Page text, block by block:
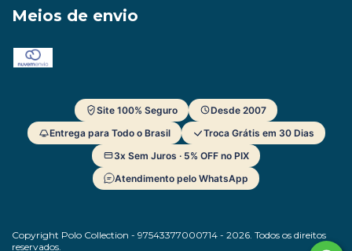
Meios de envio
Site 100% Seguro
Desde 2007
Entrega para Todo o Brasil
Troca Grátis em 30 Dias
3x Sem Juros · 5% OFF no PIX
Atendimento pelo WhatsApp
Copyright Polo Collection - 97543377000714 - 2026. Todos os direitos
reservados.